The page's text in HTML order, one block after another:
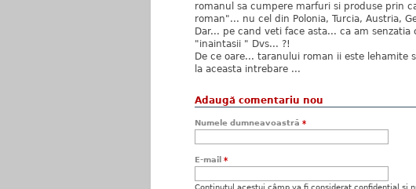
romanul sa cumpere marfuri si produse prin
roman"... nu cel din Polonia, Turcia, Austria,
Dar... pe cand veti face asta... ca am
"inaintasii " Dvs... ?!
De ce oare... taranului roman ii este lehamite
la aceasta intrebare ...
Adaugă comentariu nou
Numele dumneavoastră *
E-mail *
Conţinutul acestui câmp va fi considerat confidenţial şi